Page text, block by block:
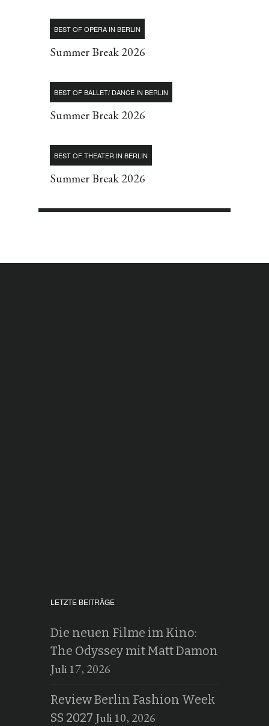
BEST OF OPERA IN BERLIN
Summer Break 2026
BEST OF BALLET/ DANCE IN BERLIN
Summer Break 2026
BEST OF THEATER IN BERLIN
Summer Break 2026
LETZTE BEITRÄGE
Die neuen Filme im Kino:
The Odyssey mit Matt Damon
Juli 17, 2026
Review Berlin Fashion Week
SS 2027 Juli 10, 2026